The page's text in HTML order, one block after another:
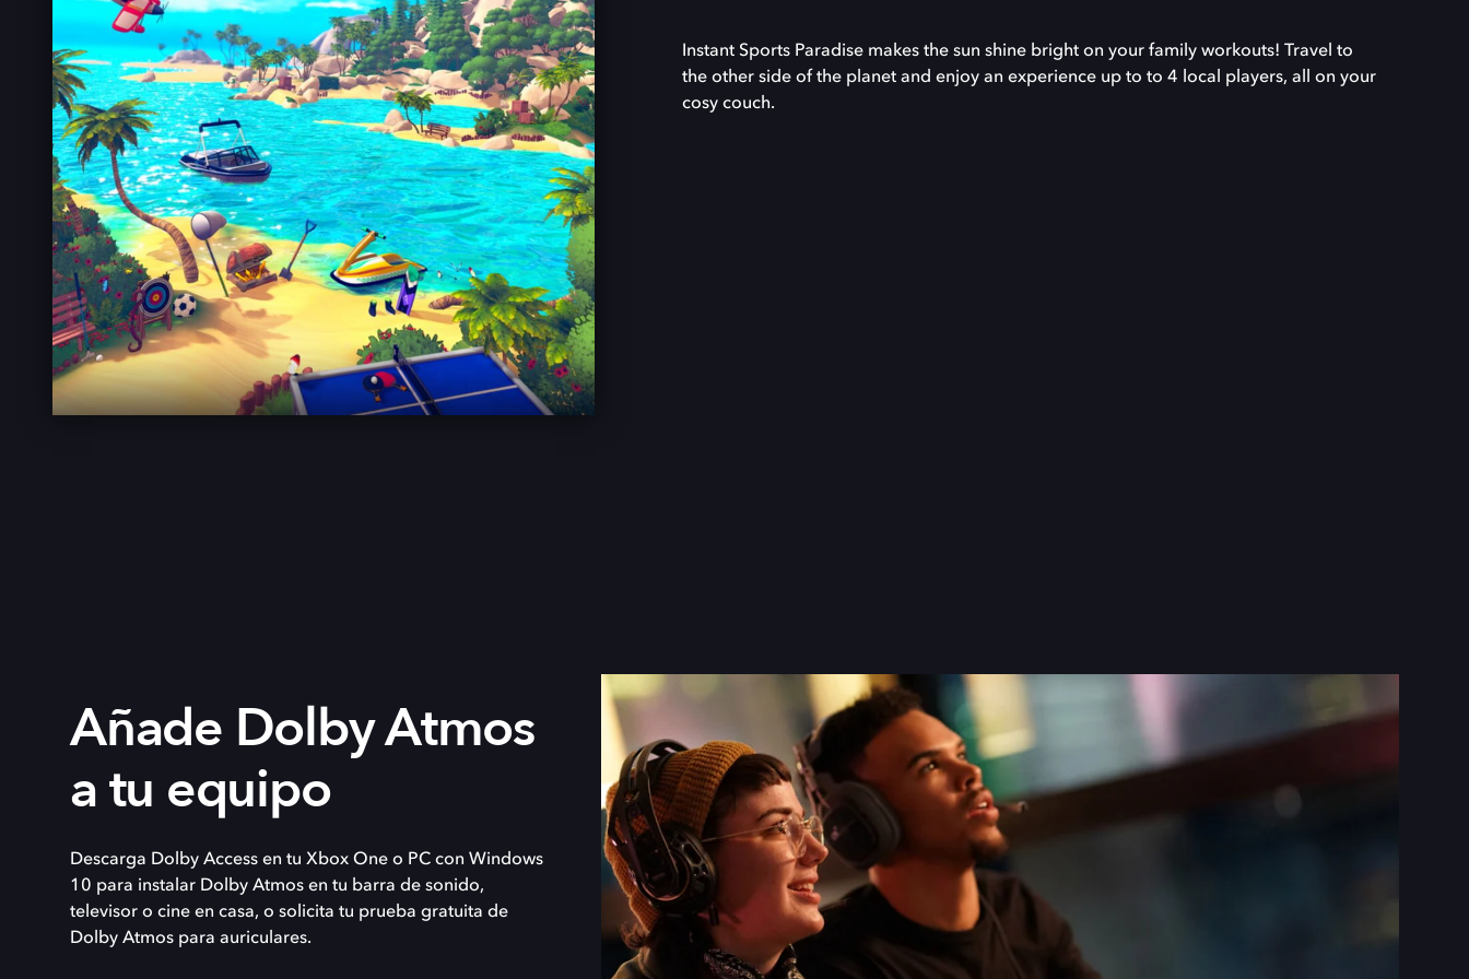
Instant Sports Paradise makes the sun shine bright on your family workouts! Travel to
the other side of the planet and enjoy an experience up to to 4 local players, all on your
cosy couch.
Añade Dolby Atmos
a tu equipo
Descarga Dolby Access en tu Xbox One o PC con Windows
10 para instalar Dolby Atmos en tu barra de sonido,
televisor o cine en casa, o solicita tu prueba gratuita de
Dolby Atmos para auriculares.